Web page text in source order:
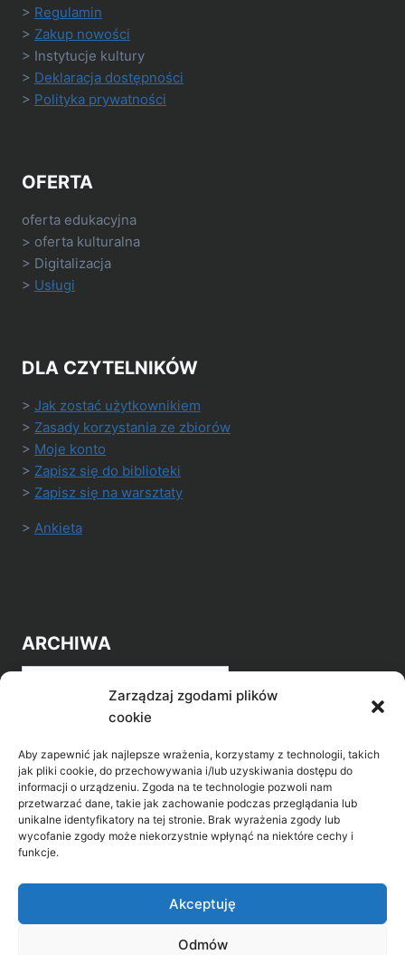
Zarządzaj zgodami plików
cookie
Aby zapewnić jak najlepsze wrażenia, korzystamy z technologii, takich
jak pliki cookie, do przechowywania i/lub uzyskiwania dostępu do
informacji o urządzeniu. Zgoda na te technologie pozwoli nam
przetwarzać dane, takie jak zachowanie podczas przeglądania lub
unikalne identyfikatory na tej stronie. Brak wyrażenia zgody lub
wycofanie zgody może niekorzystnie wpłynąć na niektóre cechy i
funkcje.
Akceptuję
Odmów
> Regulamin
> Zakup nowości
> Instytucje kultury
> Deklaracja dostępności
> Polityka prywatności
OFERTA
oferta edukacyjna
> oferta kulturalna
> Digitalizacja
> Usługi
DLA CZYTELNIKÓW
> Jak zostać użytkownikiem
> Zasady korzystania ze zbiorów
> Moje konto
> Zapisz się do biblioteki
> Zapisz się na warsztaty
> Ankieta
ARCHIWA
Archiwa
POZNAJ LEPIEJ NASZ REGION
>Gołdap Mazurski Zdrój